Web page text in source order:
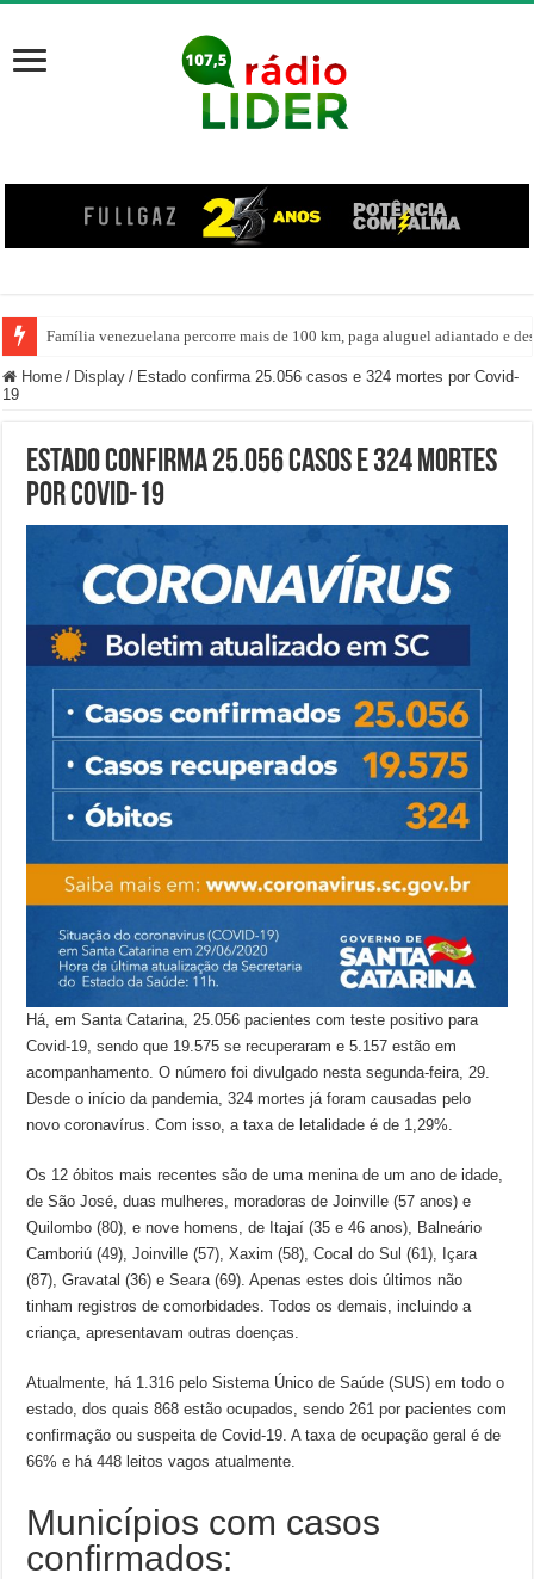
Família venezuelana percorre mais de 100 km, paga aluguel adiantado e
Home / Display / Estado confirma 25.056 casos e 324 mortes por Covid-
19
Estado confirma 25.056 casos e 324 mortes
por Covid-19
Há, em Santa Catarina, 25.056 pacientes com teste positivo para
Covid-19, sendo que 19.575 se recuperaram e 5.157 estão em
acompanhamento. O número foi divulgado nesta segunda-feira, 29.
Desde o início da pandemia, 324 mortes já foram causadas pelo
novo coronavírus. Com isso, a taxa de letalidade é de 1,29%.
Os 12 óbitos mais recentes são de uma menina de um ano de idade,
de São José, duas mulheres, moradoras de Joinville (57 anos) e
Quilombo (80), e nove homens, de Itajaí (35 e 46 anos), Balneário
Camboriú (49), Joinville (57), Xaxim (58), Cocal do Sul (61), Içara
(87), Gravatal (36) e Seara (69). Apenas estes dois últimos não
tinham registros de comorbidades. Todos os demais, incluindo a
criança, apresentavam outras doenças.
Atualmente, há 1.316 pelo Sistema Único de Saúde (SUS) em todo o
estado, dos quais 868 estão ocupados, sendo 261 por pacientes com
confirmação ou suspeita de Covid-19. A taxa de ocupação geral é de
66% e há 448 leitos vagos atualmente.
Municípios com casos
confirmados: